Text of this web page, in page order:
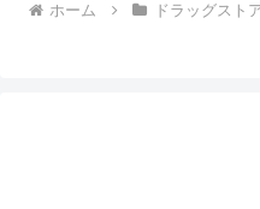
ホーム ドラッグスト